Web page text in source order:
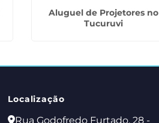
Aluguel de Projetores no
Tucuruvi
Localização
Rua Godofredo Furtado, 28 -